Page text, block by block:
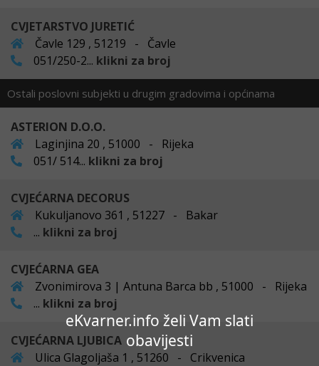
eKvarner.info želi Vam slati
obavijesti
CVJETARSTVO JURETIĆ
Čavle 129 , 51219 - Čavle
051/250-2... klikni za broj
Ostali poslovni subjekti u drugim gradovima i općinama
ASTERION D.O.O.
Laginjina 20 , 51000 - Rijeka
051/ 514... klikni za broj
CVJEĆARNA DECORUS
Kukuljanovo 361 , 51227 - Bakar
... klikni za broj
CVJEĆARNA GEA
Zvonimirova 3 | Antuna Barca bb , 51000 - Rijeka
... klikni za broj
CVJEĆARNA LJUBICA
Ulica Glagoljaša 1 , 51260 - Crikvenica